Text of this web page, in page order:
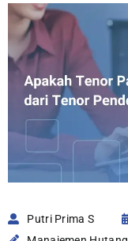
Putri Prima S